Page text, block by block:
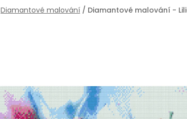
Diamantové malování / Diamantové malování -